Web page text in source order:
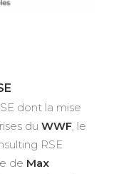
dont la mise
du WWF, le
RSE
de Max